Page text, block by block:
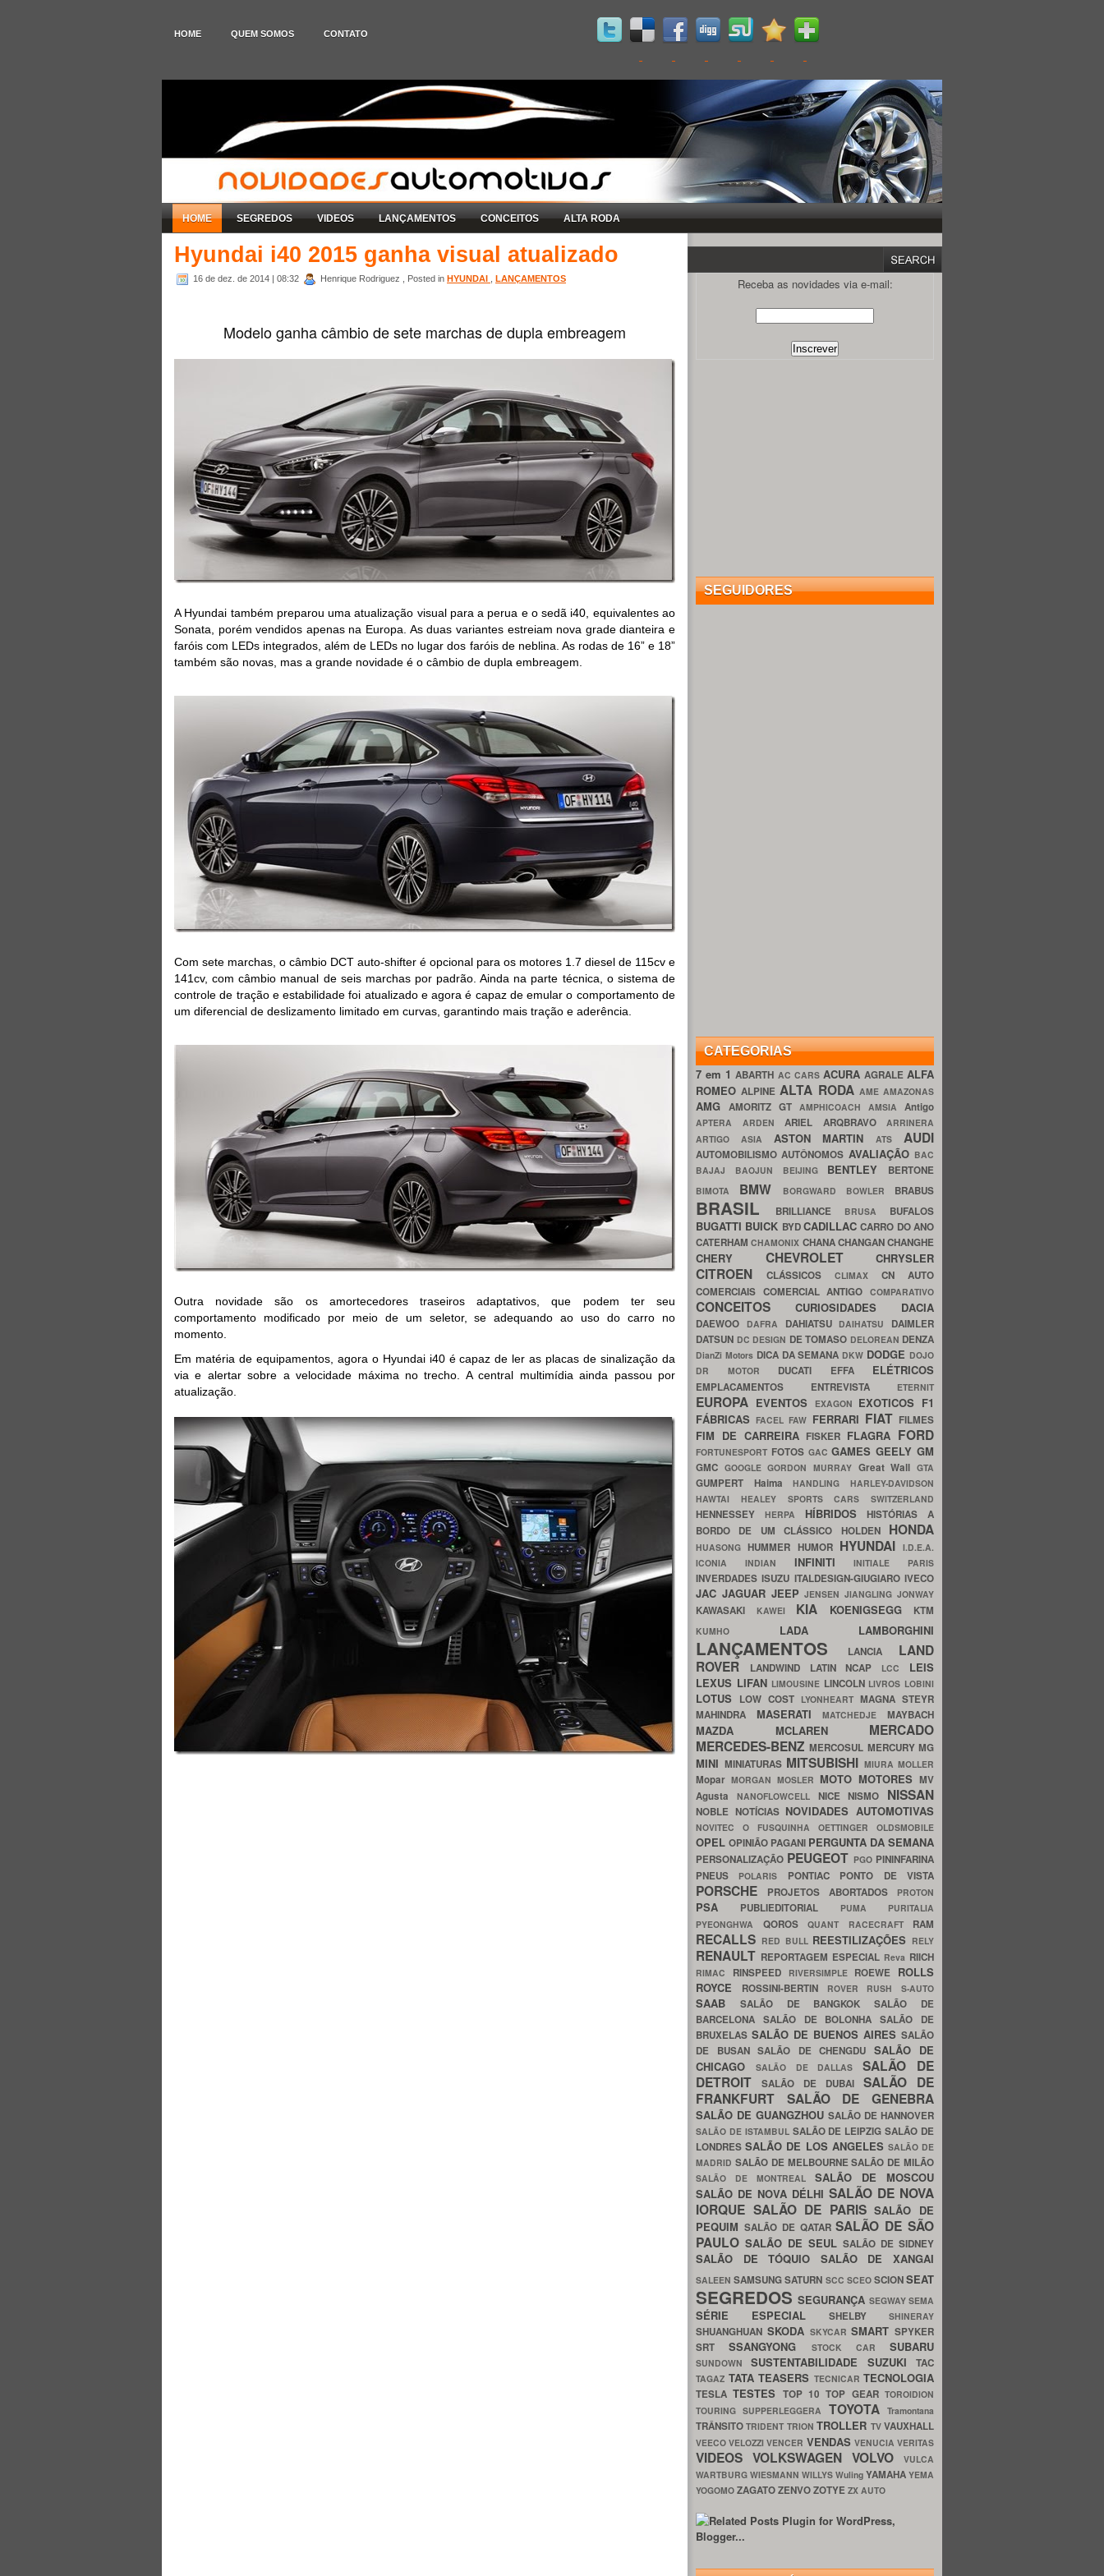
HOME QUEM SOMOS CONTATO
HOME SEGREDOS VIDEOS LANÇAMENTOS CONCEITOS ALTA RODA
Hyundai i40 2015 ganha visual atualizado
16 de dez. de 2014 | 08:32 Henrique Rodriguez , Posted in HYUNDAI LANÇAMENTOS
Modelo ganha câmbio de sete marchas de dupla embreagem
A Hyundai também preparou uma atualização visual para a perua e o sedã i40, equivalentes ao
Sonata, porém vendidos apenas na Europa. As duas variantes estreiam nova grade dianteira e
faróis com LEDs integrados, além de LEDs no lugar dos faróis de neblina. As rodas de 16” e 18”
também são novas, mas a grande novidade é o câmbio de dupla embreagem.
Com sete marchas, o câmbio DCT auto-shifter é opcional para os motores 1.7 diesel de 115cv e
141cv, com câmbio manual de seis marchas por padrão. Ainda na parte técnica, o sistema de
controle de tração e estabilidade foi atualizado e agora é capaz de emular o comportamento de
um diferencial de deslizamento limitado em curvas, garantindo mais tração e aderência.
Outra novidade são os amortecedores traseiros adaptativos, que podem ter seu
comportamento modificado por meio de um seletor, se adequando ao uso do carro no
momento.
Em matéria de equipamentos, agora o Hyundai i40 é capaz de ler as placas de sinalização da
via e alertar sobre a velocidade máxima no trecho. A central multimídia ainda passou por
atualização.
Receba as novidades via e-mail:
SEGUIDORES
CATEGORIAS
7 em 1ABARTH AC CARS ACURA AGRALE ALFA
ROMEOALPINEALTA RODA AME AMAZONAS
AMG AMORITZ GT AMPHICOACH AMSIA Antigo
APTERA ARDEN ARIEL ARQBRAVO ARRINERA
ARTIGO ASIA ASTON MARTINATS AUDI
AUTOMOBILISMOAUTÔNOMOS AVALIAÇÃO BAC
BAJAJ BAOJUN BEIJING BENTLEY BERTONE
BIMOTA BMW BORGWARD BOWLER BRABUS
BRASIL BRILLIANCE BRUSA BUFALOS
BUGATTI BUICK BYDCADILLACCARRO DO ANO
CATERHAMCHAMONIX CHANACHANGANCHANGHE
CHERY CHEVROLET CHRYSLER
CITROEN CLÁSSICOS CLIMAX CN AUTO
COMERCIAIS COMERCIAL ANTIGOCOMPARATIVO
CONCEITOS CURIOSIDADES DACIA
DAEWOO DAFRA DAHIATSU DAIHATSU DAIMLER
DATSUN DC DESIGN DE TOMASO DELOREAN DENZA
DianZi Motors DICA DA SEMANA DKW DODGE DOJO
DR MOTOR DUCATI EFFA ELÉTRICOS
EMPLACAMENTOS ENTREVISTA ETERNIT
EUROPA EVENTOS EXAGON EXOTICOS F1
FÁBRICASFACELFAW FERRARI FIAT FILMES
FIM DE CARREIRA FISKER FLAGRA FORD
FORTUNESPORT FOTOS GACGAMESGEELYGM
GMC GOOGLEGORDON MURRAY Great WallGTA
GUMPERT HaimaHANDLINGHARLEY-DAVIDSON
HAWTAI HEALEY SPORTS CARS SWITZERLAND
HENNESSEY HERPA HÍBRIDOSHISTÓRIAS A
BORDO DE UM CLÁSSICO HOLDEN HONDA
HUASONGHUMMER HUMOR HYUNDAI I.D.E.A.
ICONIA INDIAN INFINITIINITIALE PARIS
INVERDADESISUZU ITALDESIGN-GIUGIAROIVECO
JAC JAGUAR JEEPJENSENJIANGLINGJONWAY
KAWASAKI KAWEI KIA KOENIGSEGG KTM
KUMHO LADA LAMBORGHINI
LANÇAMENTOS LANCIA LAND
ROVER
LANDWIND LATIN NCAP LCC LEIS
LEXUS LIFAN LIMOUSINE LINCOLN LIVROS LOBINI
LOTUS LOW COST LYONHEART MAGNA STEYR
MAHINDRA MASERATIMATCHEDJEMAYBACH
MAZDA MCLAREN MERCADO
MERCEDES-BENZMERCOSUL MERCURYMG
MINI MINIATURAS MITSUBISHI MIURA MOLLER
Mopar MORGAN MOSLER MOTO MOTORES MV
Agusta NANOFLOWCELL NICENISMO NISSAN
NOBLE NOTÍCIAS NOVIDADES AUTOMOTIVAS
NOVITEC O FUSQUINHA OETTINGER OLDSMOBILE
OPEL OPINIÃO PAGANI PERGUNTA DA SEMANA
PERSONALIZAÇÃO PEUGEOT PGO PININFARINA
PNEUS
POLARIS PONTIAC PONTO DE VISTA
PORSCHE PROJETOS ABORTADOS PROTON
PSA PUBLIEDITORIAL PUMA PURITALIA
PYEONGHWA QOROS QUANT RACECRAFT RAM
RECALLS RED BULL REESTILIZAÇÕES RELY
RENAULT REPORTAGEM ESPECIAL Reva RIICH
RIMAC RINSPEED RIVERSIMPLE ROEWE ROLLS
ROYCE
ROSSINI-BERTIN ROVER RUSH S-AUTO
SAAB SALÃO DE BANGKOKSALÃO DE
BARCELONA SALÃO DE BOLONHASALÃO DE
BRUXELAS SALÃO DE BUENOS AIRES SALÃO
DE BUSAN SALÃO DE CHENGDU SALÃO DE
CHICAGO
SALÃO DE DALLASSALÃO DE
DETROIT
SALÃO DE DUBAI SALÃO DE
FRANKFURT SALÃO DE GENEBRA
SALÃO DE GUANGZHOU SALÃO DE HANNOVER
SALÃO DE ISTAMBUL SALÃO DE LEIPZIGSALÃO DE
LONDRESSALÃO DE LOS ANGELES SALÃO DE
MADRID SALÃO DE MELBOURNESALÃO DE MILÃO
SALÃO DE MONTREAL SALÃO DE MOSCOU
SALÃO DE NOVA DÉLHI SALÃO DE NOVA
IORQUE SALÃO DE PARISSALÃO DE
PEQUIM SALÃO DE QATARSALÃO DE SÃO
PAULO SALÃO DE SEUL SALÃO DE SIDNEY
SALÃO DE TÓQUIO SALÃO DE XANGAI
SALEENSAMSUNGSATURN SCC SCEO SCIONSEAT
SEGREDOSSEGURANÇA SEGWAYSEMA
SÉRIE ESPECIAL SHELBY SHINERAY
SHUANGHUAN SKODA SKYCARSMART SPYKER
SRTSSANGYONG STOCK CAR SUBARU
SUNDOWNSUSTENTABILIDADE SUZUKITAC
TAGAZ TATA TEASERS TECNICAR TECNOLOGIA
TESLATESTES TOP 10TOP GEARTOROIDION
TOURING SUPPERLEGGERA TOYOTATramontana
TRÂNSITOTRIDENT TRIONTROLLER TVVAUXHALL
VEECOVELOZZIVENCER VENDAS VENUCIAVERITAS
VIDEOS VOLKSWAGEN VOLVO
VULCA
WARTBURG WIESMANN WILLYS Wuling YAMAHA YEMA
YOGOMO ZAGATOZENVOZOTYE ZX AUTO